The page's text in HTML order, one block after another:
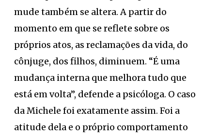
mude também se altera. A partir do
momento em que se reflete sobre os
próprios atos, as reclamações da vida, do
cônjuge, dos filhos, diminuem. “É uma
mudança interna que melhora tudo que
está em volta”, defende a psicóloga. O caso
da Michele foi exatamente assim. Foi a
atitude dela e o próprio comportamento